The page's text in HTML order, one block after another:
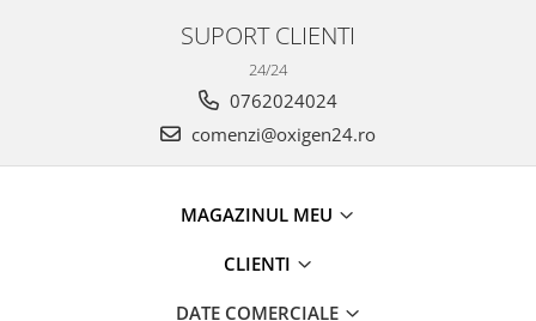
SUPORT CLIENTI
24/24
0762024024
comenzi@oxigen24.ro
MAGAZINUL MEU
CLIENTI
DATE COMERCIALE